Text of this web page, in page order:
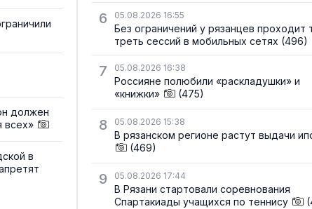
должен
всех»
в
6 05.08.2026 16:55
Без ограничений у рязанцев проходит
треть сессий в мобильных сетях (496)
7 05.08.2026 16:38
Россияне полюбили «раскладушки» и
«книжки»
(475)
8 05.08.2026 15:38
В рязанском регионе растут выдачи
(469)
9 05.08.2026 17:44
В Рязани стартовали соревнования
Спартакиады учащихся по теннису